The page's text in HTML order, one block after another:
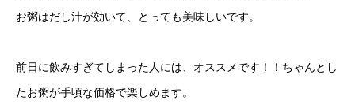
お粥はだし汁が効いて、とっても美味しいです。
前日に飲みすぎてしまった人には、オススメです！！ちゃんとし
たお粥が手頃な価格で楽しめます。